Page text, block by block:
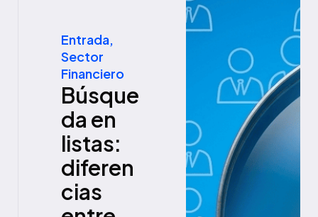
Entrada,
Sector
Financiero
Búsque
da en
listas:
diferen
cias